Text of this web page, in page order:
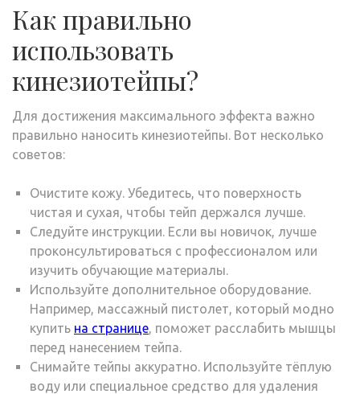
Как правильно
использовать
кинезиотейпы?
Для достижения максимального эффекта важно
правильно наносить кинезиотейпы. Вот несколько
советов:
Очистите кожу. Убедитесь, что поверхность
чистая и сухая, чтобы тейп держался лучше.
Следуйте инструкции. Если вы новичок, лучше
проконсультироваться с профессионалом или
изучить обучающие материалы.
Используйте дополнительное оборудование.
Например, массажный пистолет, который модно
купить на странице, поможет расслабить мышцы
перед нанесением тейпа.
Снимайте тейпы аккуратно. Используйте тёплую
воду или специальное средство для удаления